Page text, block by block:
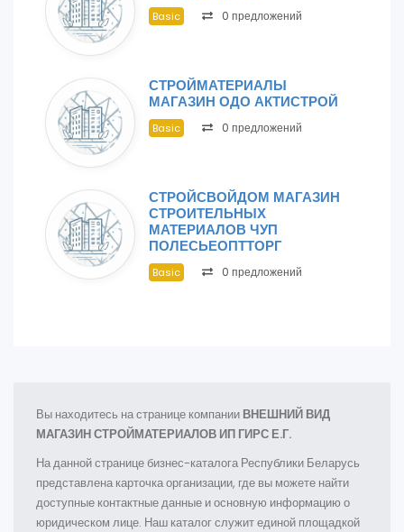
Basic 0 предложений
СТРОЙМАТЕРИАЛЫ
МАГАЗИН ОДО АКТИСТРОЙ
Basic 0 предложений
СТРОЙСВОЙДОМ МАГАЗИН
СТРОИТЕЛЬНЫХ
МАТЕРИАЛОВ ЧУП
ПОЛЕСЬЕОПТТОРГ
Basic 0 предложений
Вы находитесь на странице компании ВНЕШНИЙ ВИД
МАГАЗИН СТРОЙМАТЕРИАЛОВ ИП ГИРС Е.Г.
На данной странице бизнес-каталога Республики Беларусь
представлена карточка организации, где вы можете найти
доступные контактные данные и основную информацию о
юридическом лице. Наш каталог служит единой площадкой